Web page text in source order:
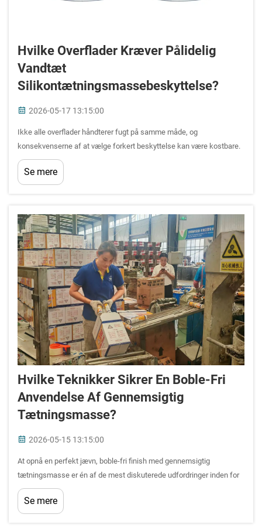
Hvilke Overflader Kræver Pålidelig
Vandtæt
Silikontætningsmassebeskyttelse?
2026-05-17 13:15:00
Ikke alle overflader håndterer fugt på samme måde, og
konsekvenserne af at vælge forkert beskyttelse kan være kostbare.
Uanset om du styrer et stort byggeprojekt, renoverer en
erhvervsbygning eller vedligeholder kritisk infrastruktur ...
Se mere
Hvilke Teknikker Sikrer En Boble-Fri
Anvendelse Af Gennemsigtig
Tætningsmasse?
2026-05-15 13:15:00
At opnå en perfekt jævn, boble-fri finish med gennemsigtig
tætningsmasse er én af de mest diskuterede udfordringer inden for
glasmontering, byggeri og indre afslutningsarbejde. Uanset om du
tætter glasplader, badeværelsesarmaturer, vinduesrammer ...
Se mere